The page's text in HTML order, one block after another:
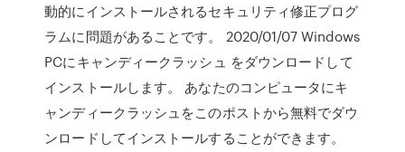
動的にインストールされるセキュリティ修正プログ
ラムに問題があることです。 2020/01/07 Windows
PCにキャンディークラッシュ をダウンロードして
インストールします。 あなたのコンピュータにキ
ャンディークラッシュをこのポストから無料でダウ
ンロードしてインストールすることができます。